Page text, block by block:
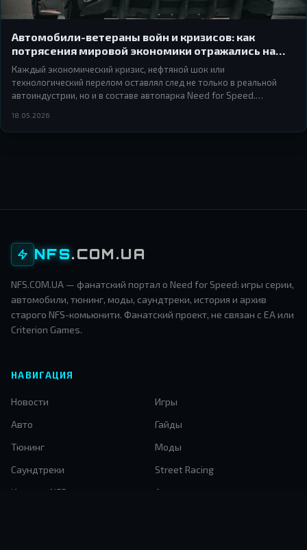
Автомобили-ветераны войн и кризисов: как
потрясения мировой экономики отражались на
автопарке Need for Speed
Каждый экономический кризис, нефтяной шок или
технологический перелом оставлял след не только в реальной
автоиндустрии, но и в составе автопарка Need for Speed.
1998, откуда в Underground взялись японские «пузатики» и как
электрокары добрались до Heat.
18.05.2026
NFS.COM.UA
NFS.COM.UA — фанатский портал о Need for Speed: игры серии,
автомобили, тюнинг, моды, саундтреки, история и архив
старого NFS-комьюнити. Фанатский проект, не связан с EA или
Criterion Games.
НАВИГАЦИЯ
Новости
Игры
Авто
Гайды
Тюнинг
Моды
Саундтреки
Street Racing
История NFS
Архив